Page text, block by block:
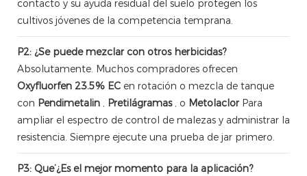
contacto y su ayuda residual del suelo protegen los
cultivos jóvenes de la competencia temprana.
P2: ¿Se puede mezclar con otros herbicidas?
Absolutamente. Muchos compradores ofrecen
Oxyfluorfen 23.5% EC en rotación o mezcla de tanque
con Pendimetalin , Pretilágramas , o Metolaclor Para
ampliar el espectro de control de malezas y administrar la
resistencia. Siempre ejecute una prueba de jar primero.
P3: Que’¿Es el mejor momento para la aplicación?